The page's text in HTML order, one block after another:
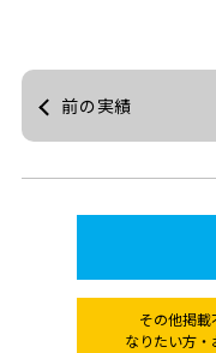
前の実績
その他掲載
なりたい方